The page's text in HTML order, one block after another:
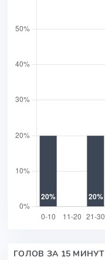
ГОЛОВ ЗА 15 МИНУТ